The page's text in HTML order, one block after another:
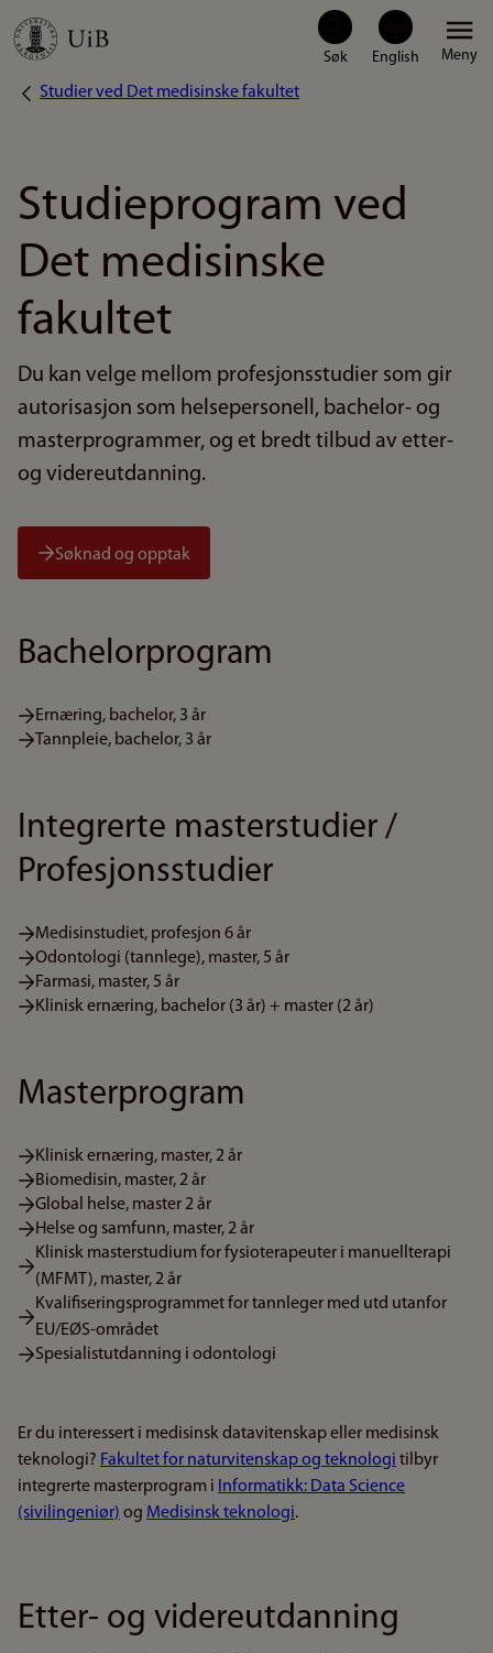
Hopp
Meny
Navigasjonssti
Studier ved Det medisinske fakultet
Studieprogram ved
Det medisinske
fakultet
Du kan velge mellom profesjonsstudier som gir
autorisasjon som helsepersonell, bachelor- og
masterprogrammer, og et bredt tilbud av etter-
og videreutdanning.
Søknad og opptak
Bachelorprogram
Ernæring, bachelor, 3 år
Tannpleie, bachelor, 3 år
Integrerte masterstudier /
Profesjonsstudier
Medisinstudiet, profesjon 6 år
Odontologi (tannlege), master, 5 år
Farmasi, master, 5 år
Klinisk ernæring, bachelor (3 år) + master (2 år)
Masterprogram
Klinisk ernæring, master, 2 år
Biomedisin, master, 2 år
Global helse, master 2 år
Helse og samfunn, master, 2 år
Klinisk masterstudium for fysioterapeuter i manuellterapi
(MFMT), master, 2 år
Kvalifiseringsprogrammet for tannleger med utd utanfor
EU/EØS-området
Spesialistutdanning i odontologi
Er du interessert i medisinsk datavitenskap eller medisinsk
teknologi? Fakultet for naturvitenskap og teknologi tilbyr
integrerte masterprogram i Informatikk: Data Science
(sivilingeniør) og Medisinsk teknologi.
Etter- og videreutdanning